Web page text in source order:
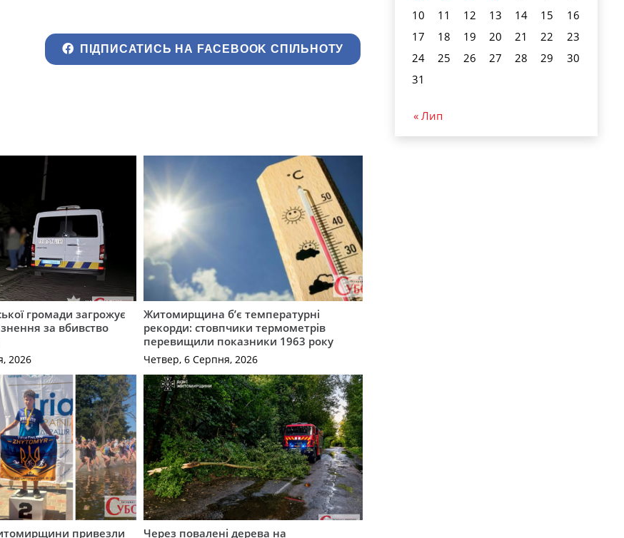
ПІДПИСАТИСЬ НА FACEBOOK СПІЛЬНОТУ
громади загрожує
за вбивство
2026
Житомирщина б’є температурні
рекорди: стовпчики термометрів
перевищили показники 1963 року
Четвер, 6 Серпня, 2026
привезли Через повалені дерева на
10
11 12 13 14 15
16
17
18 19 20 21 22
23
24
25 26 27 28 29
30
31
« Лип